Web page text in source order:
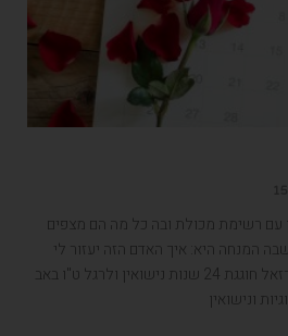
עם רשימת מכולת ובה כל מה הם מצפים
המנחה היא: איך האדם הזה יעזור לי
בחיים ומה זה ייתן לי?" ריקה רזאל חוגגת 24 שנות נישואין ולרגל ט"ו באב
ונישואין